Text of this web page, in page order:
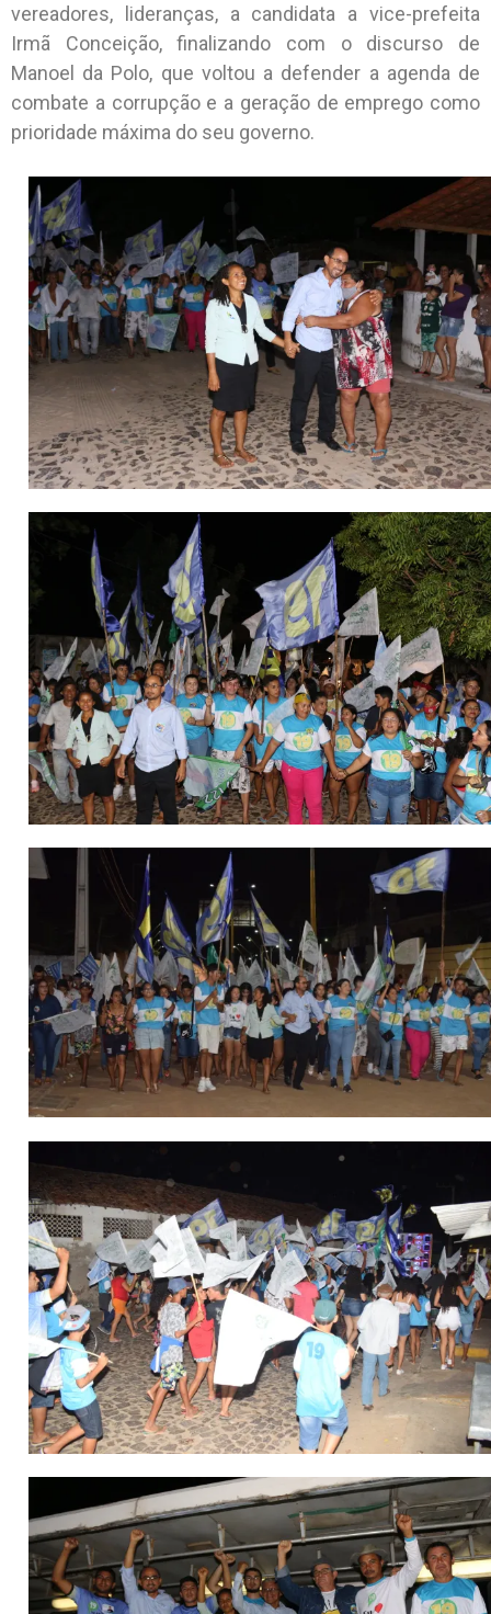
vereadores, lideranças, a candidata a vice-prefeita
Irmã Conceição, finalizando com o discurso de
Manoel da Polo, que voltou a defender a agenda de
combate a corrupção e a geração de emprego como
prioridade máxima do seu governo.